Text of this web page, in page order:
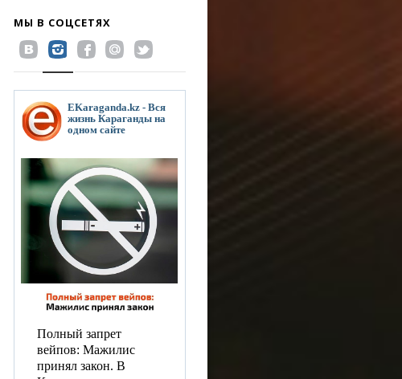
МЫ В СОЦСЕТЯХ
EKaraganda.kz - Вся
жизнь Караганды на
одном сайте